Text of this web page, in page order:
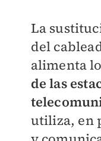
La
del
alimenta
de las
utiliza, en